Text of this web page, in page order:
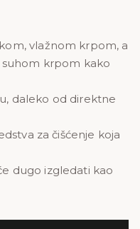
vlažnom krpom, a
krpom kako
daleko od direktne
za čišćenje koja
dugo izgledati kao